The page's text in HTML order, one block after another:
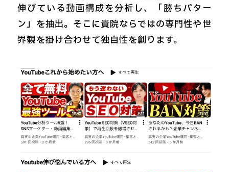
伸びている動画構成を分析し、「勝ちパター
ン」を抽出。そこに貴院ならではの専門性や世
界観を掛け合わせて独自性を創ります。